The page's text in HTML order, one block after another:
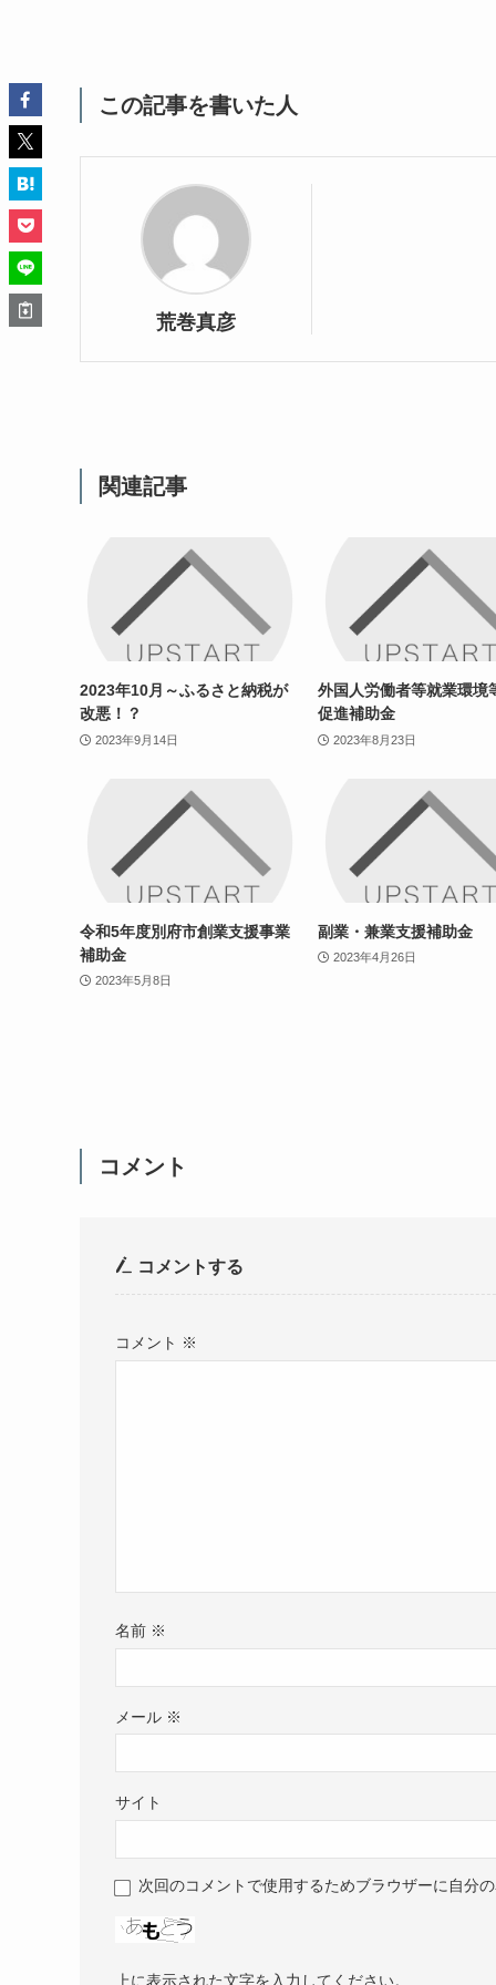
この記事を書いた人
荒巻真彦
関連記事
2023年10月～ふるさと納税が
改悪！？
2023年9月14日
外国人労働者等就業環境
促進補助金
2023年8月23日
令和5年度別府市創業支援事業
補助金
2023年5月8日
副業・兼業支援補助金
2023年4月26日
コメント
コメントする
コメント ※
名前 ※
メール ※
サイト
次回のコメントで使用するためブラウザーに自分
上に表示された文字を入力してください。